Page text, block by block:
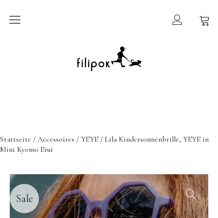
Sommermarkt
New In
Wigiwama
Mammalampa
Accessoires
Startseite / Accessoires / YEYE / Lila Kindersonnenbrille, YEYE in
Mini Kyomo Etui
Sale